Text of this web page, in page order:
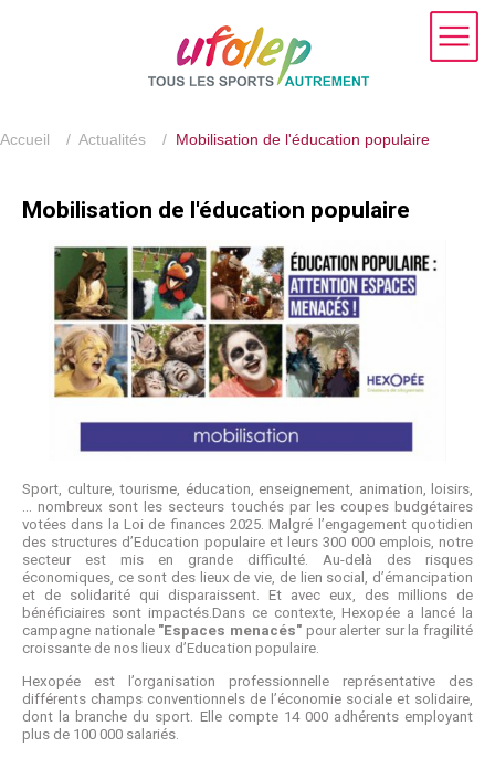
Accueil / Actualités / Mobilisation de l'éducation populaire
Mobilisation de l'éducation populaire
Sport, culture, tourisme, éducation, enseignement, animation, loisirs,
… nombreux sont les secteurs touchés par les coupes budgétaires
votées dans la Loi de finances 2025. Malgré l’engagement quotidien
des structures d’Education populaire et leurs 300 000 emplois, notre
secteur est mis en grande difficulté. Au-delà des risques
économiques, ce sont des lieux de vie, de lien social, d’émancipation
et de solidarité qui disparaissent. Et avec eux, des millions de
bénéficiaires sont impactés.Dans ce contexte, Hexopée a lancé la
campagne nationale"Espaces menacés"pour alerter sur la fragilité
croissante de nos lieux d’Education populaire.
Hexopée est l’organisation professionnelle représentative des
différents champs conventionnels de l’économie sociale et solidaire,
dont la branche du sport. Elle compte 14 000 adhérents employant
plus de 100 000 salariés.